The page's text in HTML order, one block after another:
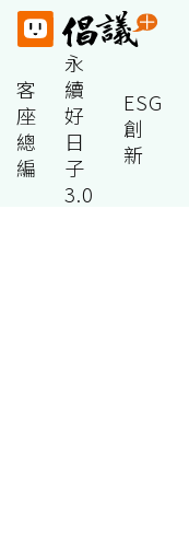
客
座
總
編
永
續
好
日
子
3.0
ESG
創
新